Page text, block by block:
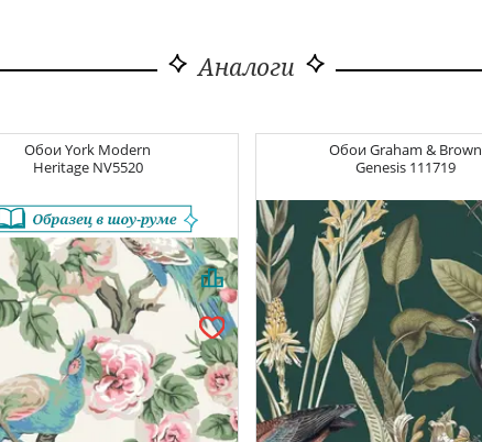
Аналоги
ОбоиYork Modern
Heritage NV5520
ОбоиGraham & Brown
Genesis 111719